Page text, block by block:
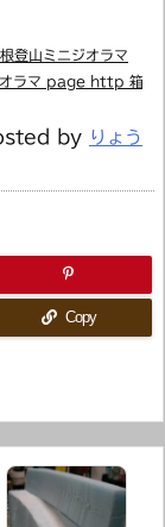
登山ミニジオラマ
ラマ page http 箱根
by りょう
Copy